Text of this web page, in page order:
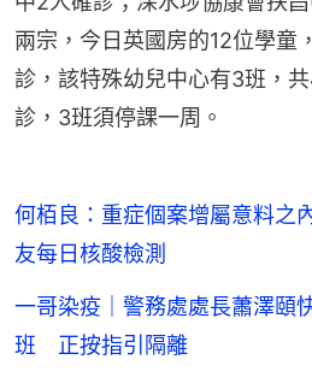
兩宗，今日英國房的12位學童
診，該特殊幼兒中心有3班，
診，3班須停課一周。
何栢良：重症個案增屬意料
友每日核酸檢測
一哥染疫｜警務處處長蕭澤
班 正按指引隔離